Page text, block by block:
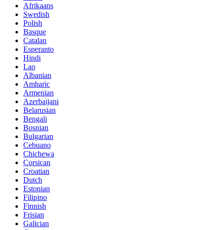
Afrikaans
Swedish
Polish
Basque
Catalan
Esperanto
Hindi
Lao
Albanian
Amharic
Armenian
Azerbaijani
Belarusian
Bengali
Bosnian
Bulgarian
Cebuano
Chichewa
Corsican
Croatian
Dutch
Estonian
Filipino
Finnish
Frisian
Galician